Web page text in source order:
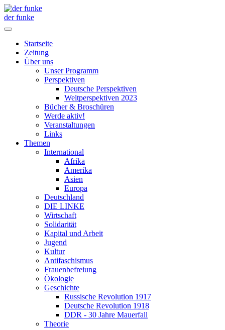
der funke
Startseite
Zeitung
Über uns
Unser Programm
Perspektiven
Deutsche Perspektiven
Weltperspektiven 2023
Bücher & Broschüren
Werde aktiv!
Veranstaltungen
Links
Themen
International
Afrika
Amerika
Asien
Europa
Deutschland
DIE LINKE
Wirtschaft
Solidarität
Kapital und Arbeit
Jugend
Kultur
Antifaschismus
Frauenbefreiung
Ökologie
Geschichte
Russische Revolution 1917
Deutsche Revolution 1918
DDR - 30 Jahre Mauerfall
Theorie